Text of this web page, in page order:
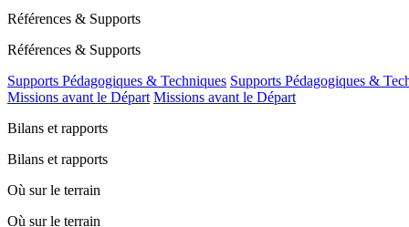
Références & Supports
Références & Supports
Supports Pédagogiques & Techniques Supports Pédagogiques &
Missions avant le Départ Missions avant le Départ
Bilans et rapports
Bilans et rapports
Où sur le terrain
Où sur le terrain